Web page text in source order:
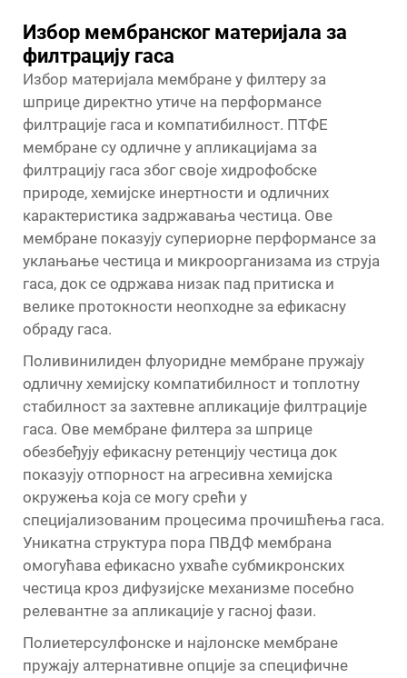
Избор мембранског материјала за
филтрацију гаса
Избор материјала мембране у филтеру за
шприце директно утиче на перформансе
филтрације гаса и компатибилност. ПТФЕ
мембране су одличне у апликацијама за
филтрацију гаса због своје хидрофобске
природе, хемијске инертности и одличних
карактеристика задржавања честица. Ове
мембране показују супериорне перформансе за
уклањање честица и микроорганизама из струја
гаса, док се одржава низак пад притиска и
велике протокности неопходне за ефикасну
обраду гаса.
Поливинилиден флуоридне мембране пружају
одличну хемијску компатибилност и топлотну
стабилност за захтевне апликације филтрације
гаса. Ове мембране филтера за шприце
обезбеђују ефикасну ретенцију честица док
показују отпорност на агресивна хемијска
окружења која се могу срећи у
специјализованим процесима прочишћења гаса.
Уникатна структура пора ПВДФ мембрана
омогућава ефикасно ухваће субмикронских
честица кроз дифузијске механизме посебно
релевантне за апликације у гасној фази.
Полиетерсулфонске и најлонске мембране
пружају алтернативне опције за специфичне